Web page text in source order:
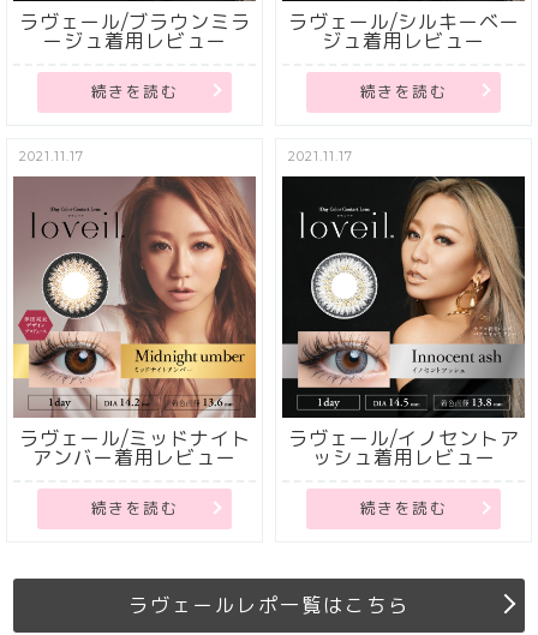
ラヴェール/ブラウンミラ
ージュ着用レビュー
続きを読む
ラヴェール/シルキーベー
ジュ着用レビュー
続きを読む
2021.11.17
ラヴェール/ミッドナイト
アンバー着用レビュー
続きを読む
2021.11.17
ラヴェール/イノセントア
ッシュ着用レビュー
続きを読む
ラヴェールレポ一覧はこちら